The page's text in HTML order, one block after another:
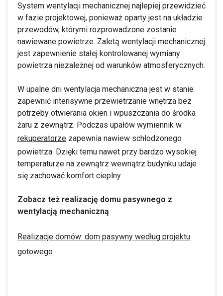
System wentylacji mechanicznej najlepiej przewidzieć
w fazie projektowej, ponieważ oparty jest na układzie
przewodów, którymi rozprowadzone zostanie
nawiewane powietrze. Zaletą wentylacji mechanicznej
jest zapewnienie stałej kontrolowanej wymiany
powietrza niezależnej od warunków atmosferycznych.
W upalne dni wentylacja mechaniczna jest w stanie
zapewnić intensywne przewietrzanie wnętrza bez
potrzeby otwierania okien i wpuszczania do środka
żaru z zewnątrz. Podczas upałów wymiennik w
rekuperatorze zapewnia nawiew schłodzonego
powietrza. Dzięki temu nawet przy bardzo wysokiej
temperaturze na zewnątrz wewnątrz budynku udaje
się zachować komfort cieplny.
Zobacz też realizację domu pasywnego z
wentylacją mechaniczną
Realizacje domów: dom pasywny według projektu
gotowego